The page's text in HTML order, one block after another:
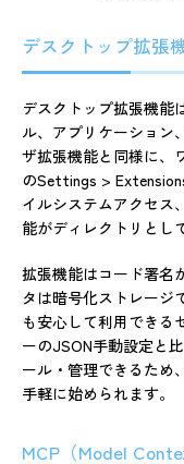
デスクトップ拡張
デスクトップ拡張機能
ル、アプリケーション
ザ拡張機能と同様に、
のSettings >
イルシステムアクセス
能がディレクトリとし
拡張機能はコード署名
タは暗号化ストレージ
も安心して利用できる
ーのJSON手動設定と
ール・管理できるため
手軽に始められます。
MCP（Model